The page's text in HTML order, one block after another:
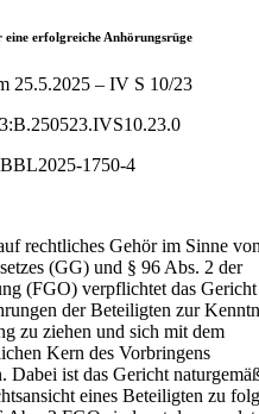
eine erfolgreiche Anhörungsrüge
25.5.2025 – IV S 10/23
1750-4
rechtliches Gehör im Sinne
(GG) und § 96 Abs. 2 der
(FGO) verpflichtet das
der Beteiligten zur
zu ziehen und sich mit dem
Kern des Vorbringens
Dabei ist das Gericht
eines Beteiligten zu